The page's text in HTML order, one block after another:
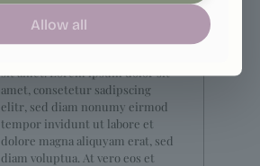
et justo duo dolores et ea
rebum. Stet clita kasd
sit amet. Lorem ipsum dolor sit
amet, consetetur sadipscing
elitr, sed diam nonumy eirmod
tempor invidunt ut labore et
dolore magna aliquyam erat, sed
diam voluptua. At vero eos et
Allow all